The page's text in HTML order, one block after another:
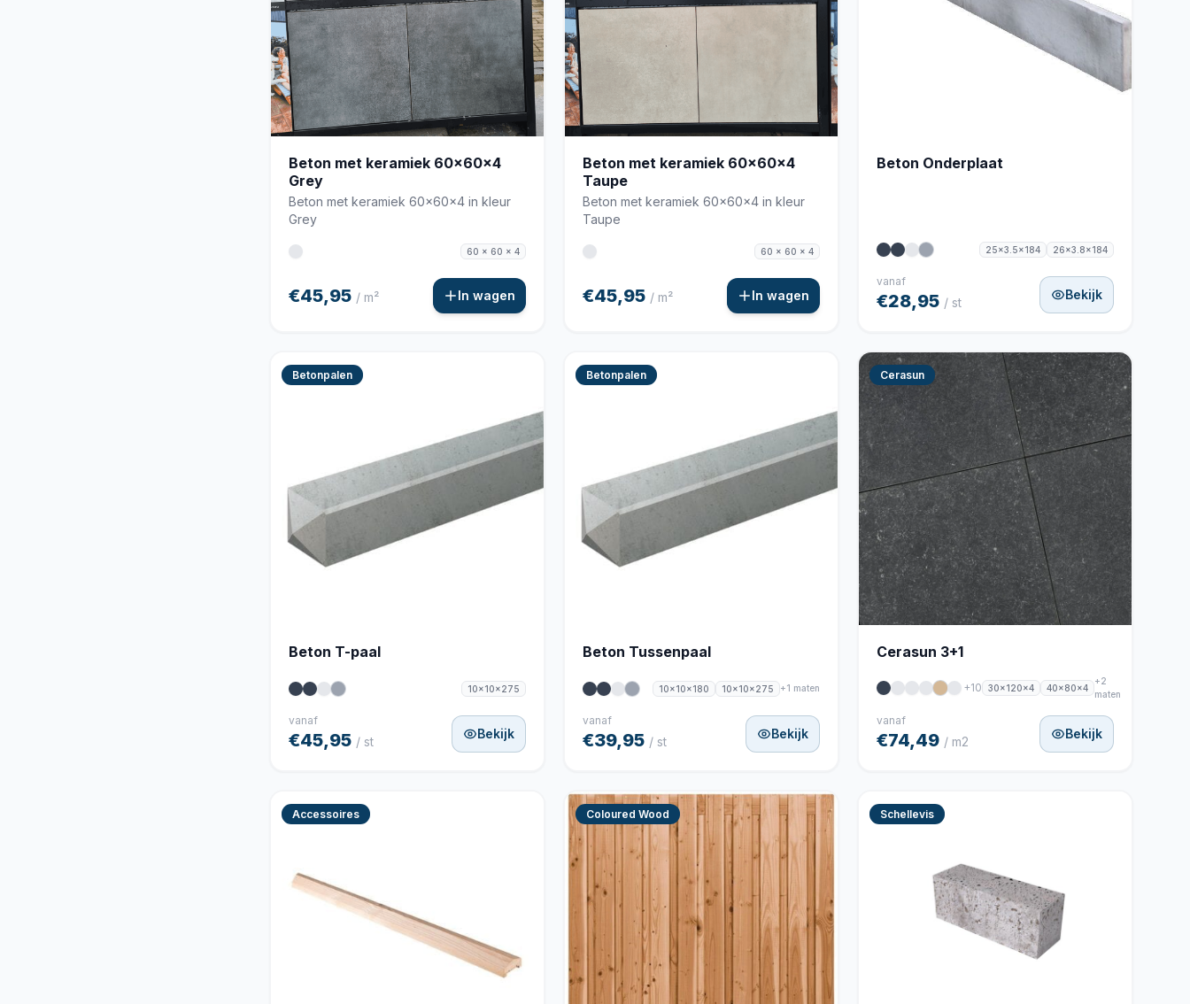
Beton met keramiek 60x60x4
Grey
Beton met keramiek 60x60x4 in kleur
Grey
60 x 60 x 4
€45,95 / m² In wagen
Beton met keramiek 60x60x4
Taupe
Beton met keramiek 60x60x4 in kleur
Taupe
60 x 60 x 4
€45,95 / m² In wagen
Beton Onderplaat
25x3.5x184 26x3.8x184
vanaf
€28,95 / st
Bekijk
Betonpalen
Beton T-paal
10x10x275
vanaf
€45,95 / st
Bekijk
Betonpalen
Beton Tussenpaal
10x10x180 10x10x275 +1 maten
vanaf
€39,95 / st
Bekijk
Cerasun
Cerasun 3+1
+10 30x120x4 40x80x4
+2
maten
vanaf
€74,49 / m2
Bekijk
Accessoires Coloured Wood Schellevis